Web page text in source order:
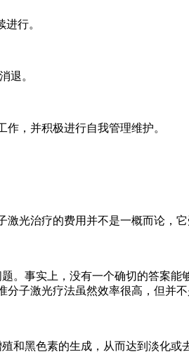
行。
退。
，并积极进行自我管理维护。
光治疗的费用并不是一概而论，
。事实上，没有一个确切的答案能
子激光疗法虽然效率很高，但并
和黑色素的生成，从而达到淡化或